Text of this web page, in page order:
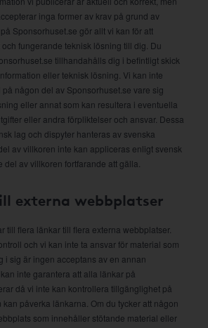
inga former av krav på grund av
Sponsorhuset.se gör allt vi kan för att
fungerande teknisk lösning till dig. Du
tillhandahålls dig i befintligt skick
eller teknisk lösning. Vi kan inte
någon del av Sponsorhuset.se vare sig
eller annat som kan resultera i eventuella
eller andra förpliktelser och ansvar. Dessa
lag och dispyter hanteras av svenska
av villkoren inte kan appliceras enligt svensk
del av villkoren fortfarande att gälla.
externa webbplatser
till flera länkar till flera externa webbplatser.
och vi kan inte ta ansvar för material som
i sig är ingen acceptans av en annan
inte garantera att alla länkar på
då vi inte kan kontrollera tillgänglighet på
påverka länkarna. Om du tycker att någon
som innehåller stötande material eller